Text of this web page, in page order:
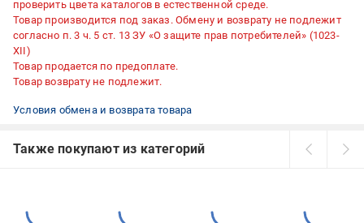
проверить цвета каталогов в естественной среде.
Товар производится под заказ. Обмену и возврату не подлежит
согласно п. 3 ч. 5 ст. 13 ЗУ «О защите прав потребителей» (1023-
XII)
Товар продается по предоплате.
Товар возврату не подлежит.
Условия обмена и возврата товара
Также покупают из категорий